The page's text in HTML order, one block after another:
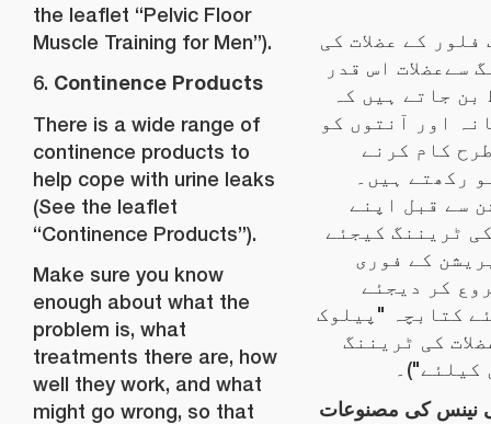
the leaflet “Pelvic Floor
Muscle Training for Men”).
6. Continence Products
There is a wide range of
continence products to
help cope with urine leaks
(See the leaflet
“Continence Products”).
Make sure you know
enough about what the
problem is, what
treatments there are, how
well they work, and what
might go wrong, so that
فلور کے عضلات کی
سےعضلات اس قدر
بن جاتے ہیں کہ
اور آنتوں کو
کام کرنے
رکھتے ہیں۔
سے قبل اپنے
کی ٹریننگ کیجئے
کے فوری
کر دیجئے
کتابچہ "پیلوک
کی ٹریننگ
نینس کی مصنوعات